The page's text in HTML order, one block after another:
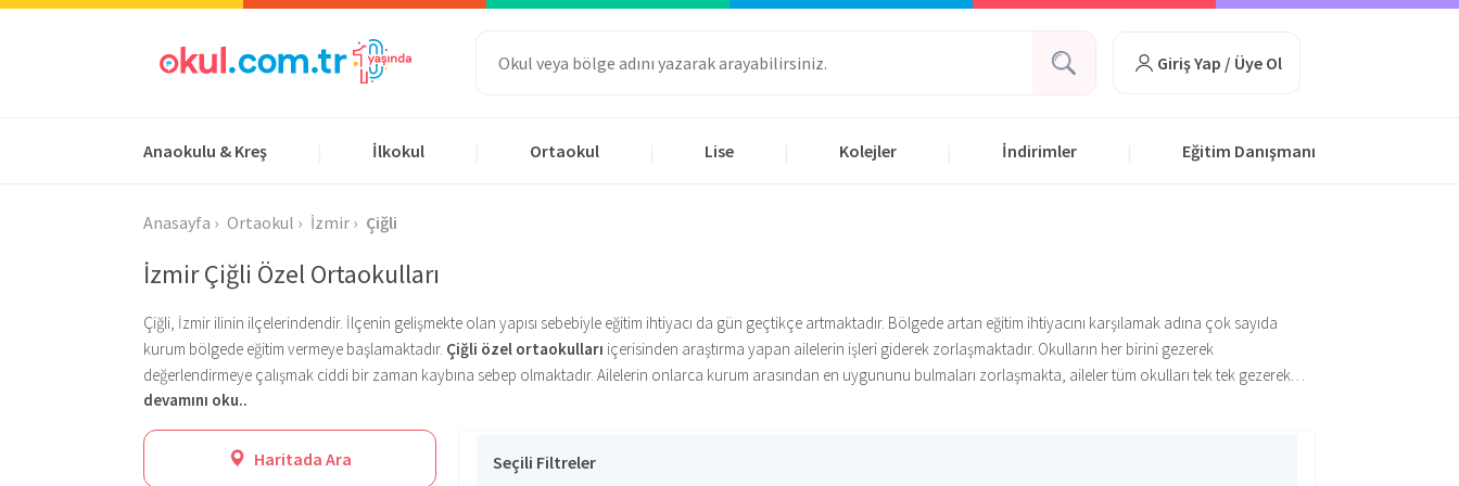
Giriş Yap / Üye Ol
Anaokulu & Kreş İlkokul Ortaokul Lise Kolejler İndirimler Eğitim Danışmanı
Anasayfa Ortaokul İzmir Çiğli
İzmir Çiğli Özel Ortaokulları
Çiğli, İzmir ilinin ilçelerindendir. İlçenin gelişmekte olan yapısı sebebiyle eğitim ihtiyacı da gün geçtikçe artmaktadır. Bölgede artan eğitim ihtiyacını karşılamak adına çok sayıda
kurum bölgede eğitim vermeye başlamaktadır. Çiğli özel ortaokulları içerisinden araştırma yapan ailelerin işleri giderek zorlaşmaktadır. Okulların her birini gezerek
değerlendirmeye çalışmak ciddi bir zaman kaybına sebep olmaktadır. Ailelerin onlarca kurum arasından en uygununu bulmaları zorlaşmakta, aileler tüm okulları tek tek gezerek
vakit kaybetmektedir. Bu vakit kaybının önüne geçmek adına Okul.com.tr Çiğli bölgesinde bulunan özel ortaokullarının tamamını tek bir liste üzerinden ailelerle paylaşmaktadır.
Çiğli özel ortaokullarılistesiyle bölgede bulunan özel okulların tamamının detaylı görsellerine, ortalama sınıf mevcutlarına, fiyat bilgilerine ve daha birçok detay bilgilerine
kolayca ulaşabilir, kriterlerinize uygun okullarla doğrudan iletişime geçebilirsiniz.
Ortaokul döneminde eğitim süreci lise sınavlarına hazırlıkla beraber yoğunlaşmaktadır. Özel okul bünyelerinde yapılan ek dersler, etütler ve ders dışı birebir özel derslerle
öğrencilerin eksik oldukları konularda öğrencilerin eksiklerini gidermeye yönelik çalışmalar yapılmaktadır. Böylelikle öğrenciler ek bir eğitim kurumuna ihtiyaç duymadan bağlı
bulundukları
bünyesinde lise sınavlarına hazırlık süreçlerini tamamlarlar. Sınava hazırlık sürecinde ders veren eğitmenler alanında ilgili eğitimlerini
devamını oku..
Haritada Ara Seçili Filtreler